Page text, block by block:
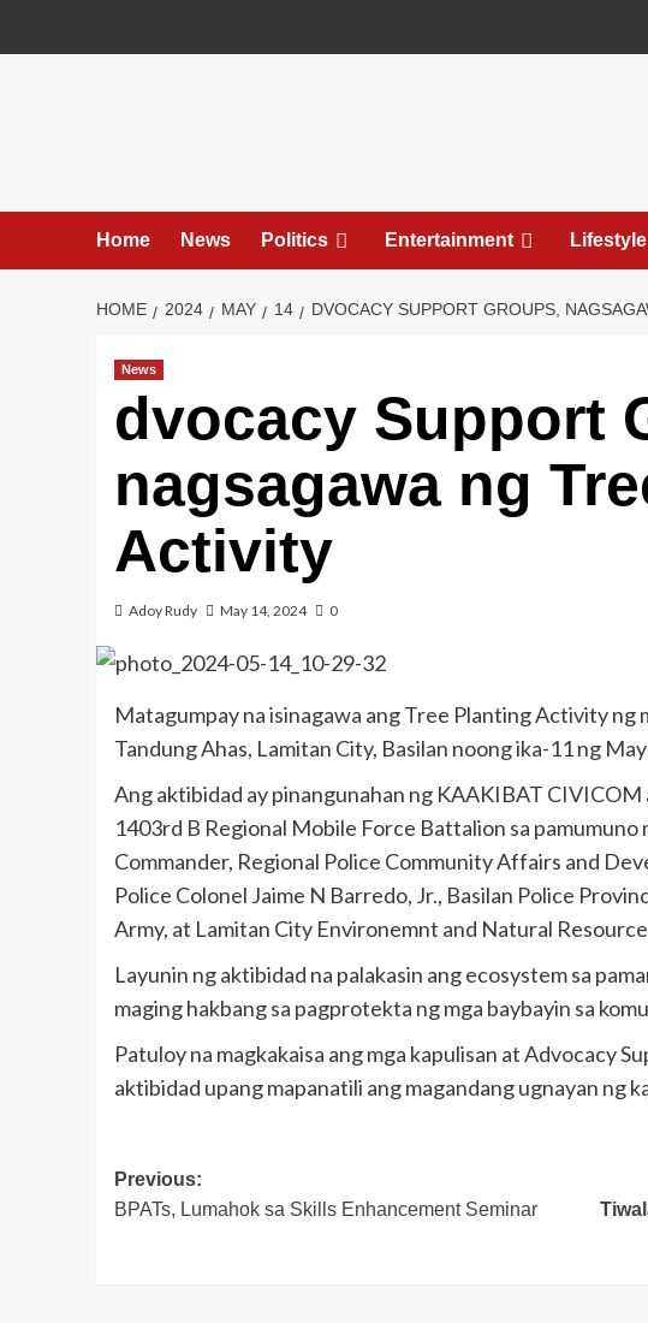
Home News Politics Entertainment Lifestyle
HOME 2024 MAY 14 DVOCACY SUPPORT GROUPS,
News
dvocacy Support
nagsagawa ng
Activity
Adoy Rudy May 14, 2024 0
Matagumpay na isinagawa ang Tree Planting Activity ng
Tandung Ahas, Lamitan City, Basilan noong ika-11 ng
Ang aktibidad ay pinangunahan ng KAAKIBAT
1403rd B Regional Mobile Force Battalion sa
Commander, Regional Police Community Affairs and
Police Colonel Jaime N Barredo, Jr., Basilan Police
Army, at Lamitan City Environemnt and Natural
Layunin ng aktibidad na palakasin ang ecosystem sa
maging hakbang sa pagprotekta ng mga baybayin sa
Patuloy na magkakaisa ang mga kapulisan at Advocacy
aktibidad upang mapanatili ang magandang ugnayan ng
Post
navigation
Previous:
BPATs, Lumahok sa Skills Enhancement Seminar